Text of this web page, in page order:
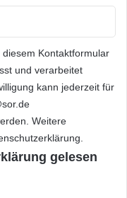
Kontaktformular
und verarbeitet
kann jederzeit für
Weitere
gelesen